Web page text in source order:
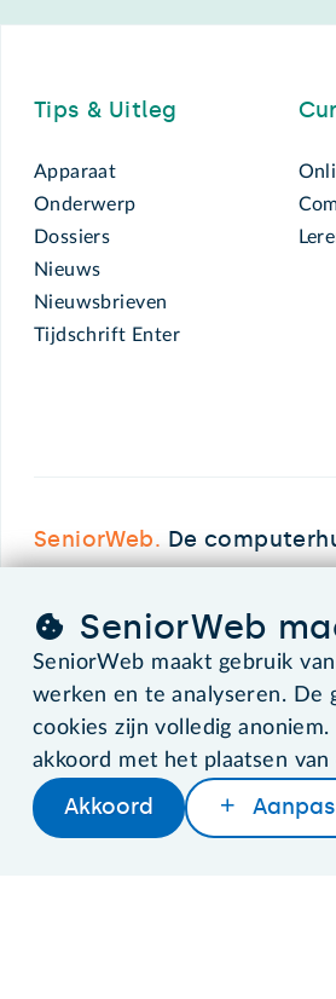
Tips & Uitleg
Apparaat
Onderwerp
Dossiers
Nieuws
Nieuwsbrieven
Tijdschrift Enter
SeniorWeb. De
©2026 SeniorWeb
SeniorWeb
SeniorWeb maakt gebruik
werken en te analyseren. De
cookies zijn volledig
akkoord met het plaatsen van
Akkoord